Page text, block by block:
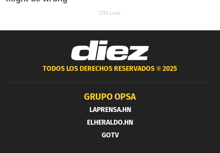
TODOS LOS DERECHOS RESERVADOS ®2025
GRUPO OPSA
LAPRENSA.HN
ELHERALDO.HN
GOTV